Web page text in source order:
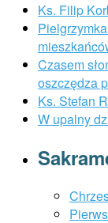
Ks. Filip
Czasem
oszczędza
Ks. Stefan
W upalny